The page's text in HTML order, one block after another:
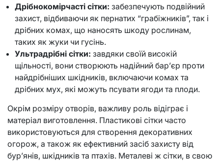
Дрібнокомірчасті сітки: забезпечують подвійний
захист, відбиваючи як пернатих “грабіжників”, так і
дрібних комах, що наносять шкоду рослинам,
таких як жуки чи гусінь.
Ультрадрібні сітки: завдяки своїй високій
щільності, вони створюють надійний бар’єр проти
найдрібніших шкідників, включаючи комах та
дрібних мух, які можуть псувати ягоди та плоди.
Окрім розміру отворів, важливу роль відіграє і
матеріал виготовлення. Пластикові сітки часто
використовуються для створення декоративних
огорож, а також як ефективний засіб захисту від
бур’янів, шкідників та птахів. Металеві ж сітки, в свою